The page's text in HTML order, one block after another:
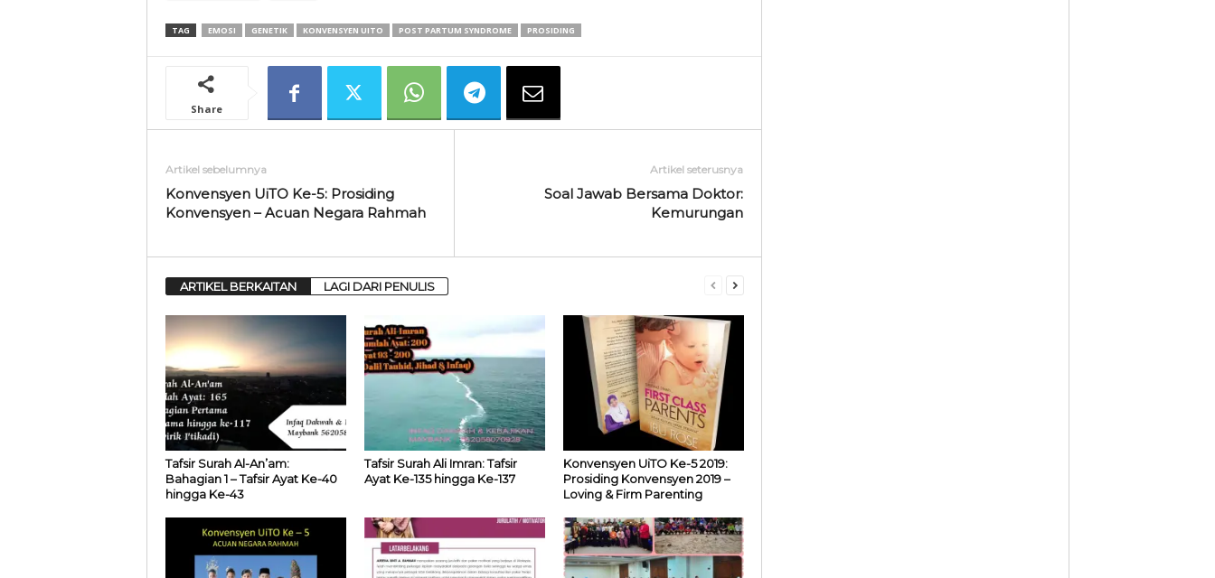
TAG EMOSI GENETIK KONVENSYEN UITO POST PARTUM SYNDROME PROSIDING
Share
Artikel sebelumnya
Konvensyen UiTO Ke-5: Prosiding
Konvensyen – Acuan Negara Rahmah
Artikel seterusnya
Soal Jawab Bersama Doktor:
Kemurungan
ARTIKEL BERKAITAN LAGI DARI PENULIS
Tafsir Surah Al-An’am:
Bahagian 1 – Tafsir Ayat Ke-40
hingga Ke-43
Tafsir Surah Ali Imran: Tafsir
Ayat Ke-135 hingga Ke-137
Konvensyen UiTO Ke-5 2019:
Prosiding Konvensyen 2019 –
Loving & Firm Parenting